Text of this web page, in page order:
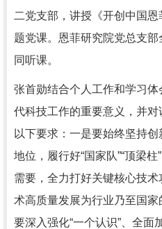
二党支部，讲授《开创中国恩
题党课。恩菲研究院党总支
同听课。
张首勋结合个人工作和学习
代科技工作的重要意义，并
以下要求：一是要始终坚持
地位，履行好“国家队”“顶梁
需要，全力打好关键核心技
术高质量发展为行业乃至国
要深入强化“一个认识”、全面